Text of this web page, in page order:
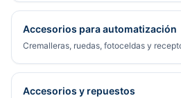
Accesorios para automatización
Cremalleras, ruedas, fotoceldas y
Accesorios y repuestos